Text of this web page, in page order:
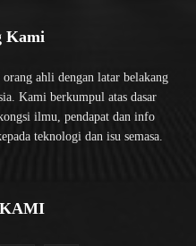
Kami
ahli dengan latar belakang
Kami berkumpul atas dasar
ilmu, pendapat dan info
teknologi dan isu semasa.